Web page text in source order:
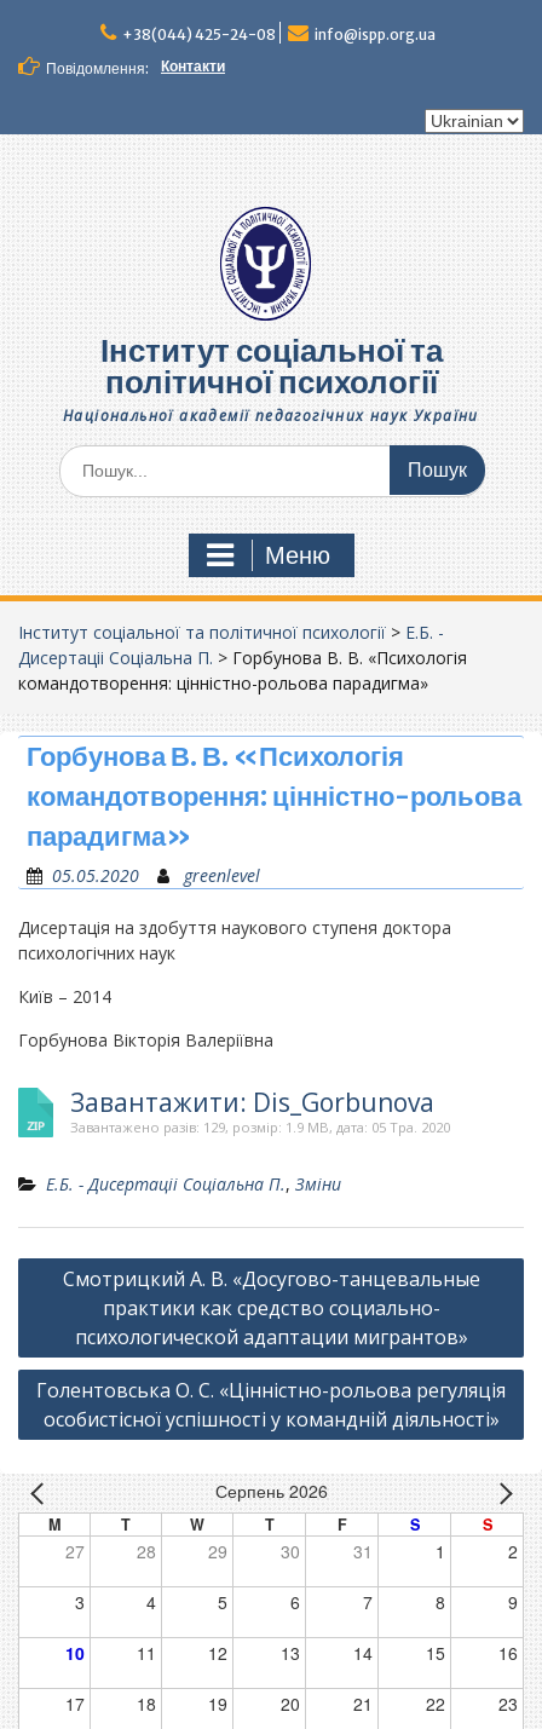
вмісту
+38(044) 425-24-08
info@ispp.org.ua
Повідомлення:
Контакти
Вибрати
Інститут соціальної та
політичної психології
Національної академії педагогічних наук України
Шукати:
Меню
Інститут соціальної та політичної психології > Е.Б. -
Дисертаціі Соціальна П. > Горбунова В. В. «Психологія
командотворення: цінністно-рольова парадигма»
Горбунова В. В. «Психологія
командотворення: цінністно-рольова
парадигма»
05.05.2020 greenlevel
Дисертація на здобуття наукового ступеня доктора
психологічних наук
Київ – 2014
Горбунова Вікторія Валеріївна
Завантажити: Dis_Gorbunova
Завантажено разів: 129, розмір: 1.9 MB, дата: 05 Тра. 2020
Е.Б. - Дисертаціі Соціальна П., Зміни
Навігація
записів
Смотрицкий А. В. «Досугово-танцевальные
практики как средство социально-
психологической адаптации мигрантов»
Голентовська О. С. «Цінністно-рольова регуляція
особистісної успішності у командній діяльності»
Серпень 2026
M T W T F S S
27 28 29 30 31 1 2
3 4 5 6 7 8 9
10 11 12 13 14 15 16
17 18 19 20 21 22 23